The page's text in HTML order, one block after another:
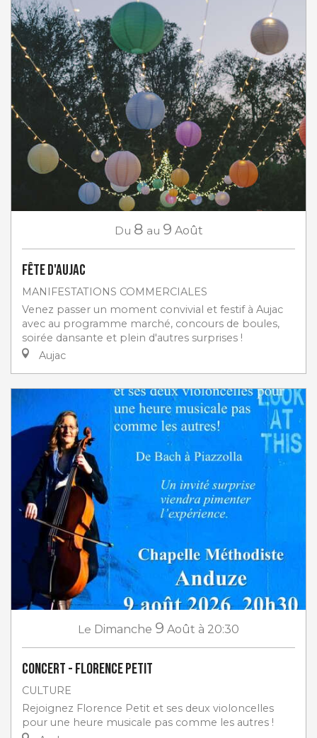
Du 8 au 9 Août
Fête d'Aujac
MANIFESTATIONS COMMERCIALES
Venez passer un moment convivial et festif à Aujac
avec au programme marché, concours de boules,
soirée dansante et plein d'autres surprises !
Aujac
Le Dimanche 9 Août à 20:30
Concert - Florence Petit
CULTURE
Rejoignez Florence Petit et ses deux violoncelles
pour une heure musicale pas comme les autres !